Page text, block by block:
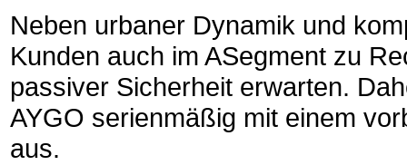
Neben urbaner Dynamik und
Kunden auch im ASegment zu
passiver Sicherheit erwarten.
AYGO serienmäßig mit einem
aus.